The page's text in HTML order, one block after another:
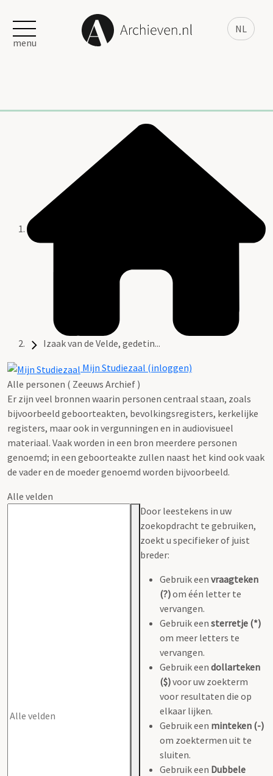
NL
menu
Izaak van de Velde, gedetin...
Mijn Studiezaal (inloggen)
Alle personen ( Zeeuws Archief )
Er zijn veel bronnen waarin personen centraal staan, zoals
bijvoorbeeld geboorteakten, bevolkingsregisters, kerkelijke
registers, maar ook in vergunningen en in audiovisueel
materiaal. Vaak worden in een bron meerdere personen
genoemd; in een geboorteakte zullen naast het kind ook vaak
de vader en de moeder genoemd worden bijvoorbeeld.
Alle velden
Door leestekens in uw
zoekopdracht te gebruiken,
zoekt u specifieker of juist
breder:
Gebruik een vraagteken
(?)om één letter te
vervangen.
Gebruik een sterretje (*)
om meer letters te
vervangen.
Gebruik een dollarteken
($)voor uw zoekterm
voor resultaten die op
elkaar lijken.
Gebruik een minteken (-)
om zoektermen uit te
sluiten.
Gebruik een Dubbele